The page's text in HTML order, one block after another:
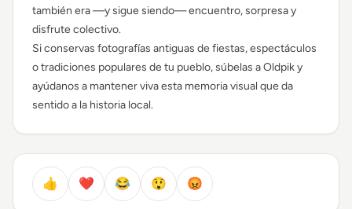
también era —y sigue siendo— encuentro, sorpresa y
disfrute colectivo.
Si conservas fotografías antiguas de fiestas, espectáculos
o tradiciones populares de tu pueblo, súbelas a Oldpik y
ayúdanos a mantener viva esta memoria visual que da
sentido a la historia local.
👍 ❤️ 😂 😲 😡